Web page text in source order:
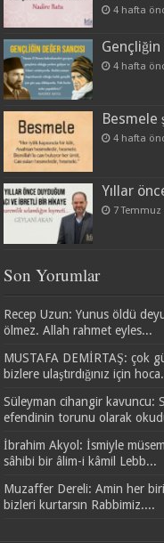
4 hafta
Gençliğin
4 hafta
Besmele
4 hafta
Yıllar
7 Temmuz
Son Yorumlar
Recep Uzun: Yunus öldü
ölmez. Allah rahmet eyles...
MUSTAFA DEMİRTAŞ: çok
bizlere ulaştırdığınız için
Süleyman cihangir kavuncu:
efendinin torunu olarak
İbrahim Akyol: İsmiyle
sâhibi bir âlim-i kâmil Lebb...
Muzaffer Dereli: Amin her
bizleri kurtarsın Rabbimiz....